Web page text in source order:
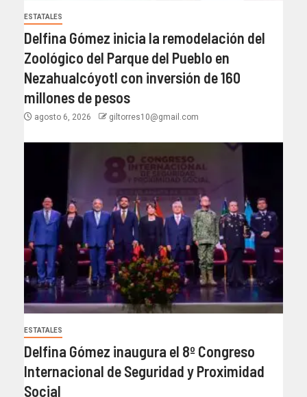
ESTATALES
Delfina Gómez inicia la remodelación del
Zoológico del Parque del Pueblo en
Nezahualcóyotl con inversión de 160
millones de pesos
agosto 6, 2026 giltorres10@gmail.com
ESTATALES
Delfina Gómez inaugura el 8º Congreso
Internacional de Seguridad y Proximidad
Social